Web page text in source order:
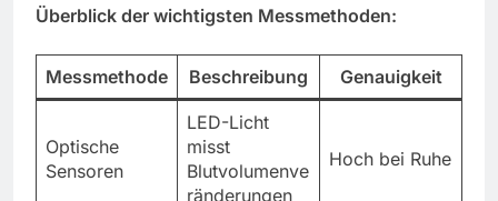
Überblick der wichtigsten Messmethoden:
Messmethode Beschreibung Genauigkeit
Optische
Sensoren
LED-Licht
misst
Blutvolumenve
ränderungen
Hoch bei Ruhe